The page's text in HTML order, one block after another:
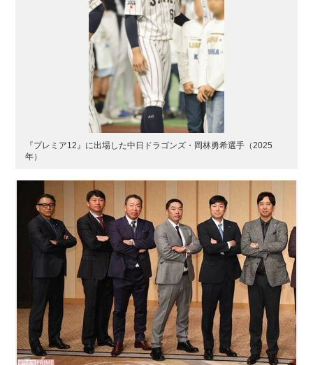
『プレミア12』に出場した中日ドラゴンズ・岡林勇希選手（2025
年）